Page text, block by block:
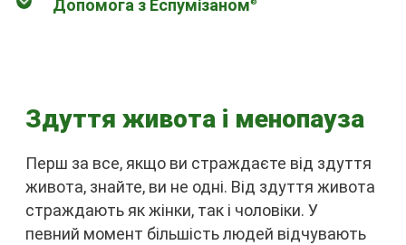
Допомога з Еспумізаном®
Здуття живота і менопауза
Перш за все, якщо ви страждаєте від здуття
живота, знайте, ви не одні. Від здуття живота
страждають як жінки, так і чоловіки. У
певний момент більшість людей відчувають